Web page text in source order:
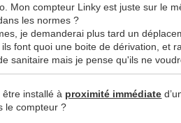
Mon compteur Linky est juste sur le
les normes ?
je demanderai plus tard un
font quoi une boite de dérivation, et
sanitaire mais je pense qu'ils ne
installé à proximité immédiate
le compteur ?